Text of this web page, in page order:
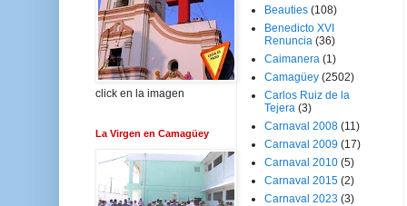
click en la imagen
La Virgen en Camagüey
Beauties (108)
Benedicto XVI
Renuncia (36)
Caimanera (1)
Camagüey (2502)
Carlos Ruiz de la
Tejera (3)
Carnaval 2008 (11)
Carnaval 2009 (17)
Carnaval 2010 (5)
Carnaval 2015 (2)
Carnaval 2023 (3)